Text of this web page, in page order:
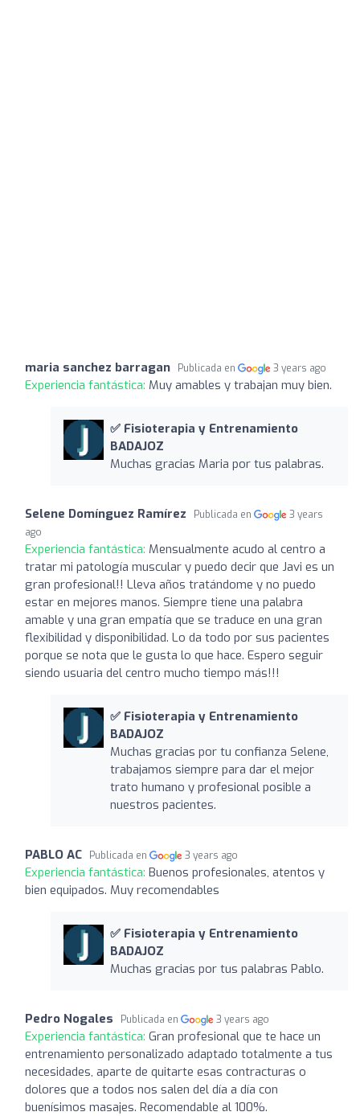
maria sanchez barragan Publicada en 3 years ago
Experiencia fantástica: Muy amables y trabajan muy bien.
✅ Fisioterapia y Entrenamiento
BADAJOZ
Muchas gracias Maria por tus palabras.
Selene Domínguez Ramírez Publicada en
3 years
ago
Experiencia fantástica: Mensualmente acudo al centro a
tratar mi patología muscular y puedo decir que Javi es un
gran profesional!! Lleva años tratándome y no puedo
estar en mejores manos. Siempre tiene una palabra
amable y una gran empatía que se traduce en una gran
flexibilidad y disponibilidad. Lo da todo por sus pacientes
porque se nota que le gusta lo que hace. Espero seguir
siendo usuaria del centro mucho tiempo más!!!
✅ Fisioterapia y Entrenamiento
BADAJOZ
Muchas gracias por tu confianza Selene,
trabajamos siempre para dar el mejor
trato humano y profesional posible a
nuestros pacientes.
PABLO AC Publicada en 3 years ago
Experiencia fantástica: Buenos profesionales, atentos y
bien equipados. Muy recomendables
✅ Fisioterapia y Entrenamiento
BADAJOZ
Muchas gracias por tus palabras Pablo.
Pedro Nogales Publicada en 3 years ago
Experiencia fantástica: Gran profesional que te hace un
entrenamiento personalizado adaptado totalmente a tus
necesidades, aparte de quitarte esas contracturas o
dolores que a todos nos salen del día a día con
buenísimos masajes. Recomendable al 100%.